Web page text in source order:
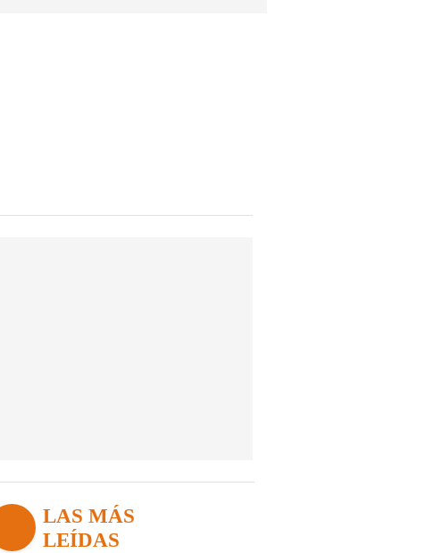
LAS MÁS
LEÍDAS